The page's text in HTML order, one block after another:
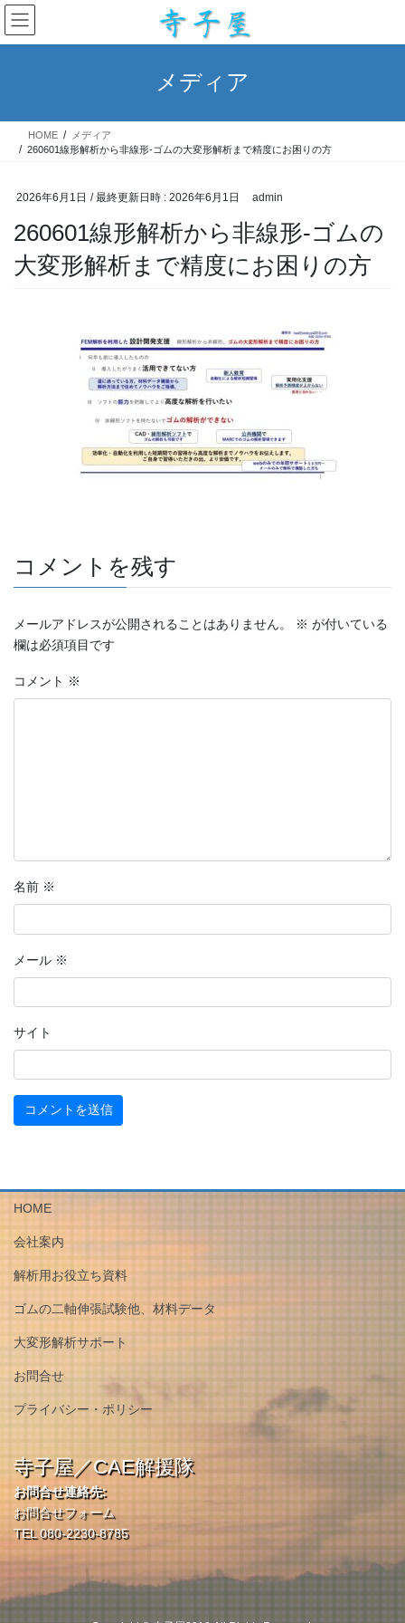
コ
ン
テ
ス
ナ
ビ
ゲ
ン
メディア
HOME
メディア
260601線形解析から非線形-ゴムの大変形解析まで精度にお困りの方
2026年6月1日 / 最終更新日時 : 2026年6月1日 admin
260601線形解析から非線形-ゴムの
大変形解析まで精度にお困りの方
コメントを残す
メールアドレスが公開されることはありません。 ※ が付いている
欄は必須項目です
コメント ※
名前 ※
メール ※
サイト
HOME
会社案内
解析用お役立ち資料
ゴムの二軸伸張試験他、材料データ
大変形解析サポート
お問合せ
プライバシー・ポリシー
寺子屋／CAE解援隊
お問合せ連絡先:
お問合せフォーム
TEL 080-2230-8785